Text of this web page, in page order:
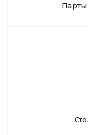
Парты